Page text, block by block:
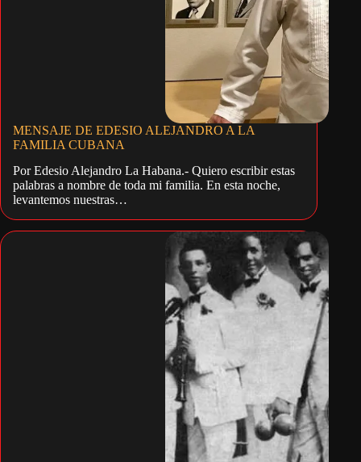
MENSAJE DE EDESIO ALEJANDRO A LA
FAMILIA CUBANA
Por Edesio Alejandro La Habana.- Quiero escribir estas
palabras a nombre de toda mi familia. En esta noche,
levantemos nuestras…